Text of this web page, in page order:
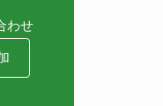
わせ